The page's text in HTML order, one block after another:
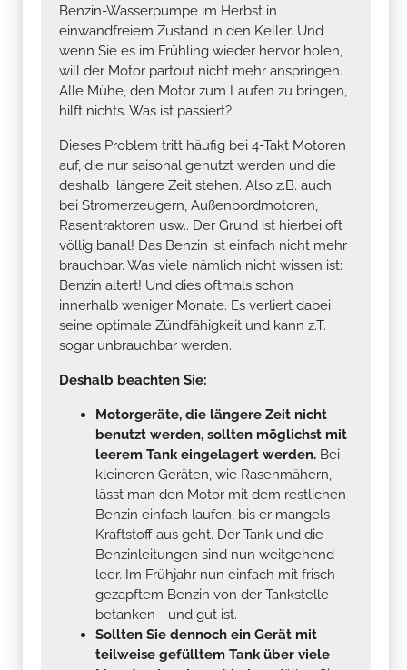
Benzin-Wasserpumpe im Herbst in
einwandfreiem Zustand in den Keller. Und
wenn Sie es im Frühling wieder hervor holen,
will der Motor partout nicht mehr anspringen.
Alle Mühe, den Motor zum Laufen zu bringen,
hilft nichts. Was ist passiert?
Dieses Problem tritt häufig bei 4-Takt Motoren
auf, die nur saisonal genutzt werden und die
deshalb längere Zeit stehen. Also z.B. auch
bei Stromerzeugern, Außenbordmotoren,
Rasentraktoren usw.. Der Grund ist hierbei oft
völlig banal! Das Benzin ist einfach nicht mehr
brauchbar. Was viele nämlich nicht wissen ist:
Benzin altert! Und dies oftmals schon
innerhalb weniger Monate. Es verliert dabei
seine optimale Zündfähigkeit und kann z.T.
sogar unbrauchbar werden.
Deshalb beachten Sie:
Motorgeräte, die längere Zeit nicht
benutzt werden, sollten möglichst mit
leerem Tank eingelagert werden. Bei
kleineren Geräten, wie Rasenmähern,
lässt man den Motor mit dem restlichen
Benzin einfach laufen, bis er mangels
Kraftstoff aus geht. Der Tank und die
Benzinleitungen sind nun weitgehend
leer. Im Frühjahr nun einfach mit frisch
gezapftem Benzin von der Tankstelle
betanken - und gut ist.
Sollten Sie dennoch ein Gerät mit
teilweise gefülltem Tank über viele